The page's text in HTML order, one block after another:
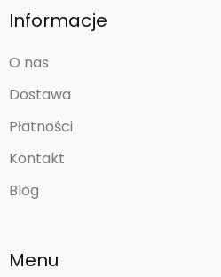
Informacje
O nas
Dostawa
Płatności
Kontakt
Blog
Menu